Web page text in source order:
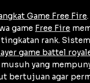
Game Free Fire
game Free Fire
rank.
game battel
yang
bertujuan agar